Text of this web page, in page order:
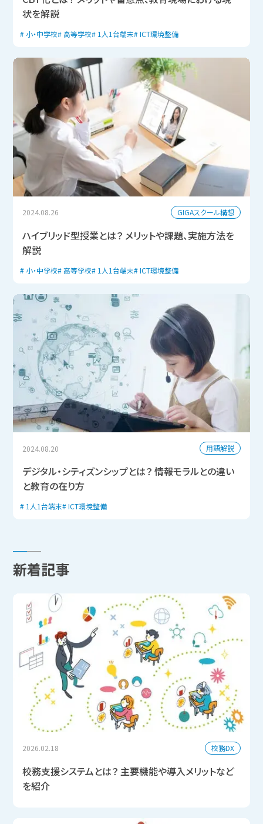
状を解説
小・中学校 高等学校 1人1台端末 ICT環境整備
2024.08.26 GIGAスクール構想
ハイブリッド型授業とは？ メリットや課題、実施方法を
解説
小・中学校 高等学校 1人1台端末 ICT環境整備
2024.08.20 用語解説
デジタル・シティズンシップとは？ 情報モラルとの違い
と教育の在り方
1人1台端末 ICT環境整備
新着記事
2026.02.18 校務DX
校務支援システムとは？ 主要機能や導入メリットなど
を紹介